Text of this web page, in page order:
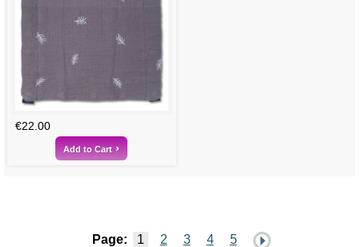
€22.00
Add to Cart
Page: 1 2 3 4 5